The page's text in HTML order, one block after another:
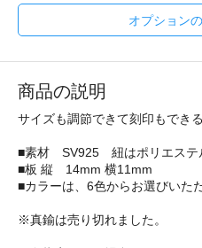
オプション
商品の説明
サイズも調節できて刻印もできる
■素材 SV925 紐はポリエステ
■板 縦 14mm 横11mm
■カラーは、6色からお選びいた
※真鍮は売り切れました。